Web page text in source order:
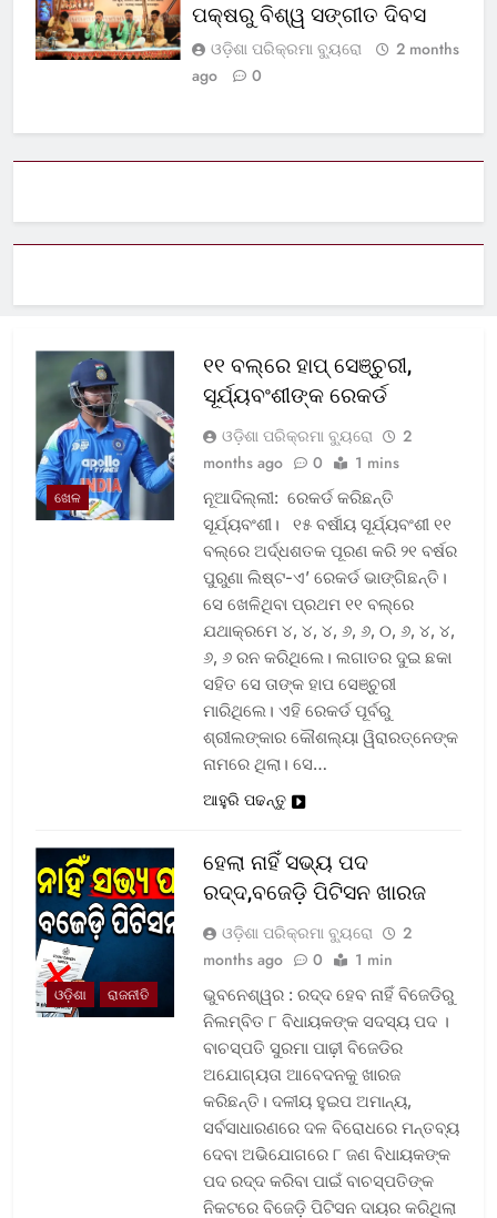
ପକ୍ଷରୁ ବିଶ୍ୱ ସଙ୍ଗୀତ ଦିବସ
ଓଡ଼ିଶା ପରିକ୍ରମା ବ୍ୟୁରୋ
2 months
ago
0
ଖେଳ
୧୧ ବଲ୍‌ରେ ହାପ୍ ସେଞ୍ଚୁରୀ,
ସୂର୍ଯ୍ୟବଂଶୀଙ୍କ ରେକର୍ଡ
ଓଡ଼ିଶା ପରିକ୍ରମା ବ୍ୟୁରୋ
2
months ago
0 1 mins
ନୂଆଦିଲ୍ଲୀ: ରେକର୍ଡ କରିଛନ୍ତି
ସୂର୍ଯ୍ୟବଂଶୀ। ୧୫ ବର୍ଷୀୟ ସୂର୍ଯ୍ୟବଂଶୀ ୧୧
ବଲ୍‌ରେ ଅର୍ଦ୍ଧଶତକ ପୂରଣ କରି ୨୧ ବର୍ଷର
ପୁରୁଣା ଲିଷ୍ଟ-ଏ’ ରେକର୍ଡ ଭାଙ୍ଗିଛନ୍ତି।
ସେ ଖେଳିଥିବା ପ୍ରଥମ ୧୧ ବଲ୍‌ରେ
ଯଥାକ୍ରମେ ୪, ୪, ୪, ୬, ୬, ୦, ୬, ୪, ୪,
୬, ୬ ରନ କରିଥିଲେ। ଲଗାତର ଦୁଇ ଛକା
ସହିତ ସେ ତାଙ୍କ ହାପ ସେଞ୍ଚୁରୀ
ମାରିଥିଲେ। ଏହି ରେକର୍ଡ ପୂର୍ବରୁ
ଶ୍ରୀଲଙ୍କାର କୌଶଲ୍ୟା ୱିରାରତ୍ନେଙ୍କ
ନାମରେ ଥିଲା। ସେ…
ଆହୁରି ପଢନ୍ତୁ
ଓଡ଼ିଶା ରାଜନୀତି
ହେଲା ନାହିଁ ସଭ୍ୟ ପଦ
ରଦ୍ଦ,ବଜେଡ଼ି ପିଟିସନ ଖାରଜ
ଓଡ଼ିଶା ପରିକ୍ରମା ବ୍ୟୁରୋ
2
months ago
0 1 min
ଭୁବନେଶ୍ୱର : ରଦ୍ଦ ହେବ ନାହିଁ ବିଜେଡିରୁ
ନିଲମ୍ବିତ ୮ ବିଧାୟକଙ୍କ ସଦସ୍ୟ ପଦ ।
ବାଚସ୍ପତି ସୁରମା ପାଢ଼ୀ ବିଜେଡିର
ଅଯୋଗ୍ୟତା ଆବେଦନକୁ ଖାରଜ
କରିଛନ୍ତି। ଦଳୀୟ ହୁଇପ ଅମାନ୍ୟ,
ସର୍ବସାଧାରଣରେ ଦଳ ବିରୋଧରେ ମନ୍ତବ୍ୟ
ଦେବା ଅଭିଯୋଗରେ ୮ ଜଣ ବିଧାୟକଙ୍କ
ପଦ ରଦ୍ଦ କରିବା ପାଇଁ ବାଚସ୍ପତିଙ୍କ
ନିକଟରେ ବିଜେଡ଼ି ପିଟିସନ ଦାୟର କରିଥିଲା